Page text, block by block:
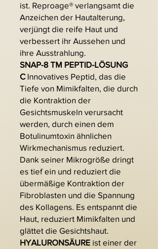
ist. Reproage® verlangsamt die
Anzeichen der Hautalterung,
verjüngt die reife Haut und
verbessert ihr Aussehen und
ihre Ausstrahlung.
SNAP-8 TM PEPTID-LÖSUNG
CInnovatives Peptid, das die
Tiefe von Mimikfalten, die durch
die Kontraktion der
Gesichtsmuskeln verursacht
werden, durch einen dem
Botulinumtoxin ähnlichen
Wirkmechanismus reduziert.
Dank seiner Mikrogröße dringt
es tief ein und reduziert die
übermäßige Kontraktion der
Fibroblasten und die Spannung
des Kollagens. Es entspannt die
Haut, reduziert Mimikfalten und
glättet die Gesichtshaut.
HYALURONSÄURE ist einer der